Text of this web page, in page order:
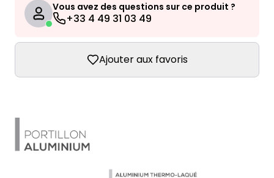
Vous avez des questions sur ce produit ?
+33 4 49 31 03 49
Ajouter aux favoris